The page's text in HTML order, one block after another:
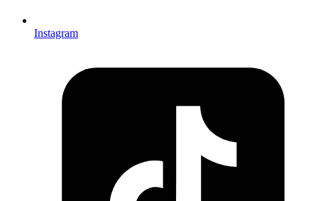
Instagram